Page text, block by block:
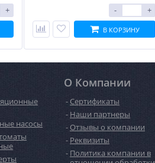
+ - +
В КОРЗИНУ
насосы
О Компании
Сертификаты
Наши партнеры
Отзывы о компании
Реквизиты
Политика компании в